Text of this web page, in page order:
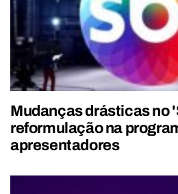
Mudanças drásticas no
reformulação na
apresentadores